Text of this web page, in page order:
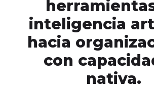
inteligencia
hacia
con
nativa.